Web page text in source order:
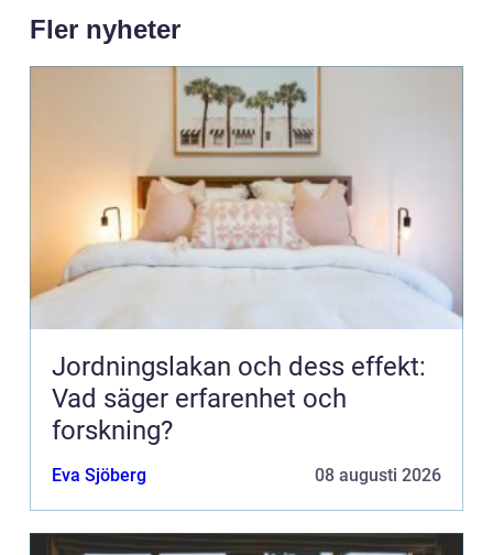
Fler nyheter
Jordningslakan och dess effekt:
Vad säger erfarenhet och
forskning?
Eva Sjöberg 08 augusti 2026